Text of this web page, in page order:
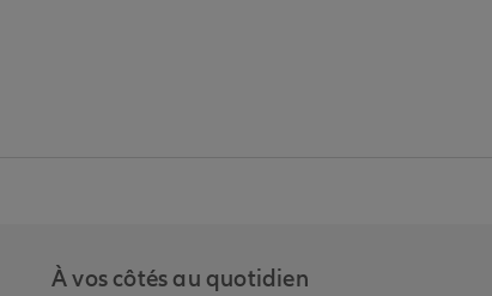
de Allianz
Instagram de Allianz
À vos côtés au quotidien